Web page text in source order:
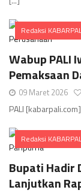
Redaksi
Wabup PALI
Pemaksaan
09 Maret 2026
PALI
Redaksi
Bupati Hadir
Lanjutkan